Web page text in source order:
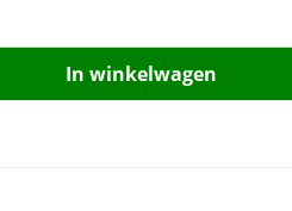
In winkelwagen